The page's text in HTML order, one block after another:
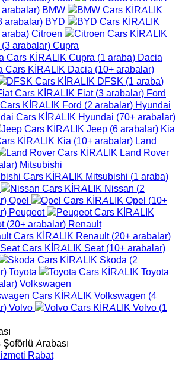
arabalar) BMW
arabalar) BYD
araba) Citroen
(3 arabalar) Cupra
Cupra (1 araba) Dacia
Dacia (10+ arabalar)
DFSK (1 araba)
Fiat (3 arabalar) Ford
Ford (2 arabalar) Hyundai
Hyundai (70+ arabalar)
Jeep (6 arabalar) Kia
Kia (10+ arabalar) Land
Land Rover
) Mitsubishi
Mitsubishi (1 araba)
Nissan (2
) Opel Opel (10+
) Peugeot
(20+ arabalar) Renault
Renault (20+ arabalar)
Seat (10+ arabalar)
Skoda (2
) Toyota
Toyota
) Volkswagen
Volkswagen (4
) Volvo Volvo (1
Şoförlü Arabası
Rabat